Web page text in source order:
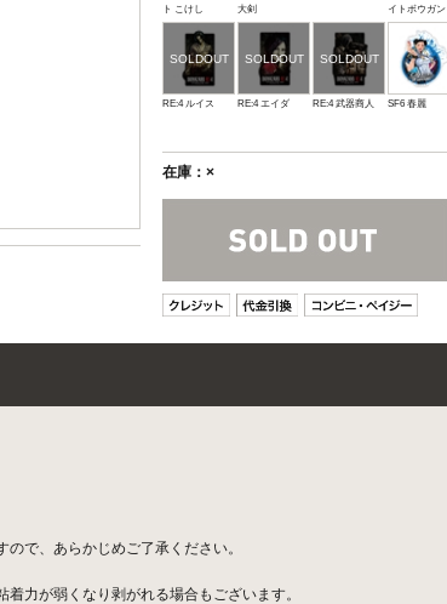
ト こけし
大剣
イトボウガン
RE:4 ルイス RE:4 エイダ RE:4 武器商人 SF6 春麗
在庫：×
で、あらかじめご了承ください。
力が弱くなり剥がれる場合もございます。